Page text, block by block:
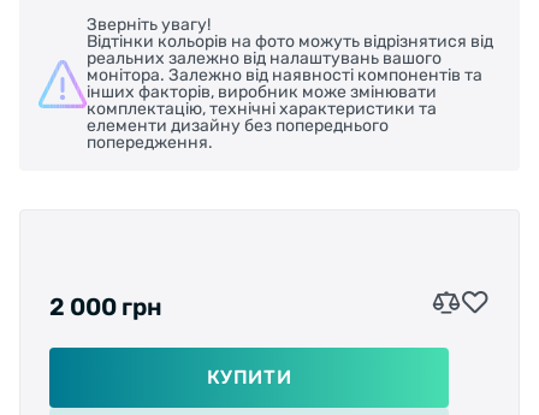
Зверніть увагу!
Відтінки кольорів на фото можуть відрізнятися від
реальних залежно від налаштувань вашого
монітора. Залежно від наявності компонентів та
інших факторів, виробник може змінювати
комплектацію, технічні характеристики та
елементи дизайну без попереднього
попередження.
2 000 грн
КУПИТИ